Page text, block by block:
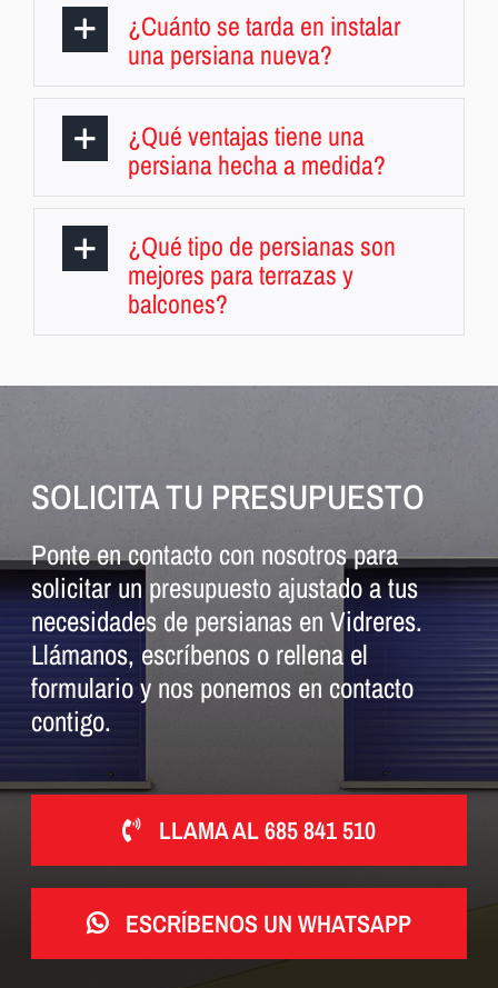
¿Cuánto se tarda en instalar
una persiana nueva?
¿Qué ventajas tiene una
persiana hecha a medida?
¿Qué tipo de persianas son
mejores para terrazas y
balcones?
SOLICITA TU PRESUPUESTO
Ponte en contacto con nosotros para
solicitar un presupuesto ajustado a tus
necesidades de persianas en Vidreres.
Llámanos, escríbenos o rellena el
formulario y nos ponemos en contacto
contigo.
LLAMA AL 685 841 510
ESCRÍBENOS UN WHATSAPP